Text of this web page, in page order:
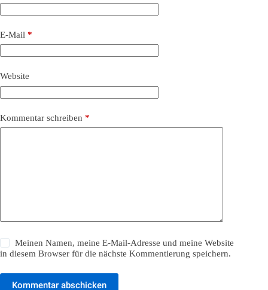
E-Mail *
Website
Kommentar schreiben *
Meinen Namen, meine E-Mail-Adresse und meine Website
in diesem Browser für die nächste Kommentierung speichern.
Kommentar abschicken